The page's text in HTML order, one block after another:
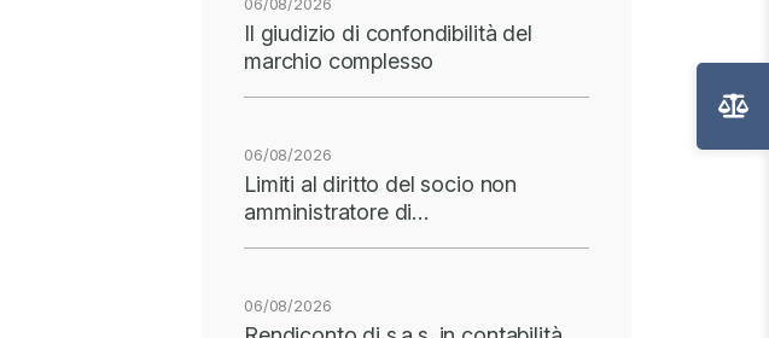
Il giudizio di confondibilità del
marchio complesso
06/08/2026
Limiti al diritto del socio non
amministratore di…
06/08/2026